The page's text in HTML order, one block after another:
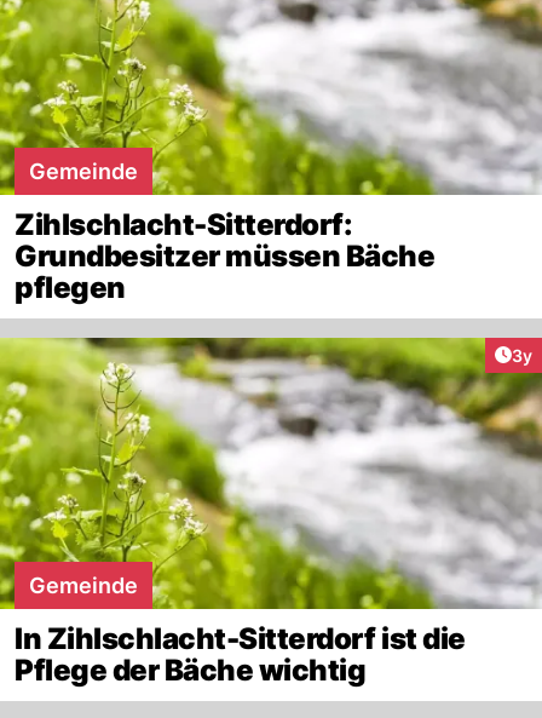
Gemeinde
Zihlschlacht-Sitterdorf:
Grundbesitzer müssen Bäche
pflegen
3y
Gemeinde
In Zihlschlacht-Sitterdorf ist die
Pflege der Bäche wichtig